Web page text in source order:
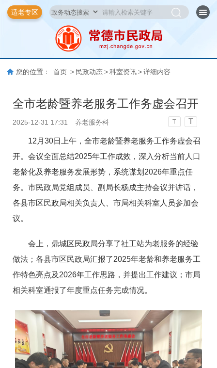
适老专区
您的位置： 首页 > 民政动态 > 科室资讯 > 详细内容
全市老龄暨养老服务工作务虚会召开
2025-12-31 17:31 养老服务科 T T
12月30日上午，全市老龄暨养老服务工作务虚会召
开。会议全面总结2025年工作成效，深入分析当前人口
老龄化及养老服务发展形势，系统谋划2026年重点任
务。市民政局党组成员、副局长杨成主持会议并讲话，
各县市区民政局相关负责人、市局相关科室人员参加会
议。
会上，鼎城区民政局分享了社工站为老服务的经验
做法；各县市区民政局汇报了2025年老龄和养老服务工
作特色亮点及2026年工作思路，并提出工作建议；市局
相关科室通报了年度重点任务完成情况。